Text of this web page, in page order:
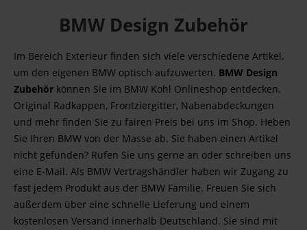
BMW Design Zubehör
Im Bereich Exterieur finden sich viele verschiedene Artikel,
um den eigenen BMW optisch aufzuwerten. BMW Design
Zubehör können Sie im BMW Kohl Onlineshop entdecken.
Original Radkappen, Frontziergitter, Nabenabdeckungen
und mehr finden Sie zu fairen Preis bei uns im Shop. Heben
Sie Ihren BMW von der Masse ab. Sie haben einen Artikel
nicht gefunden? Rufen Sie uns gerne an oder schreiben uns
eine E-Mail. Als BMW Vertragshändler haben wir Zugang zu
fast jedem Produkt aus der BMW Familie. Freuen Sie sich
außerdem über eine schnelle Lieferung und einem
kostenlosen Versand innerhalb Deutschland. Sie sind mit